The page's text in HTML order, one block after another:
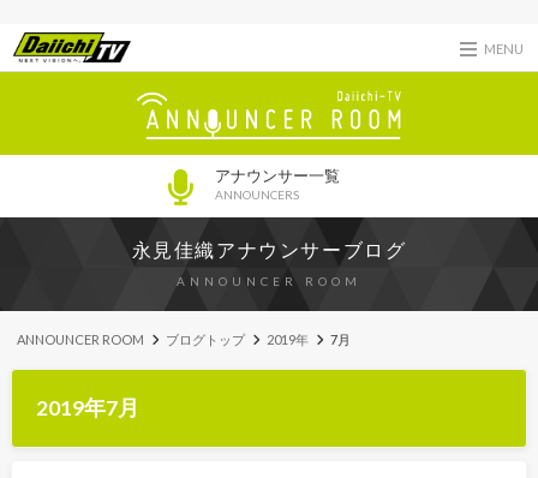
MENU
アナウンサー一覧
ANNOUNCERS
永見佳織アナウンサーブログ
ANNOUNCER ROOM
ANNOUNCER ROOM ブログトップ 2019年 7月
2019年7月